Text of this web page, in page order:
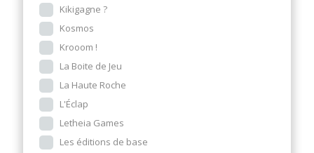
Kikigagne ?
Kosmos
Krooom !
La Boite de Jeu
La Haute Roche
L'Éclap
Letheia Games
Les éditions de base